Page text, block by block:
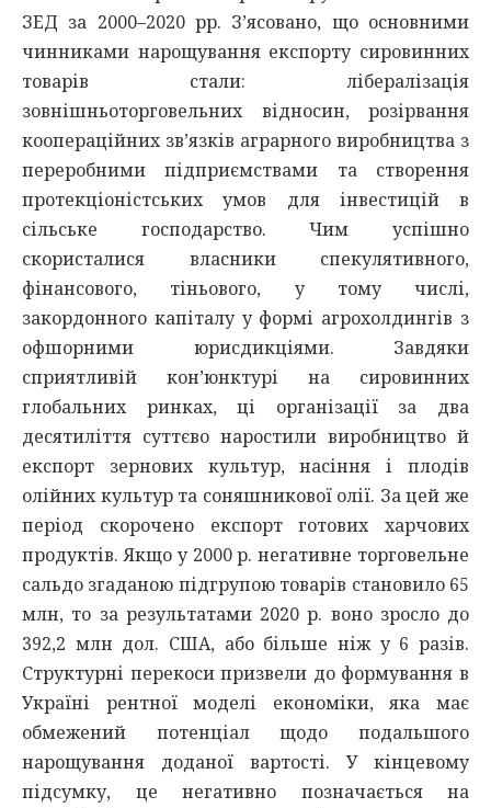
ЗЕД за 2000–2020 рр. З’ясовано, що основними
чинниками нарощування експорту сировинних
товарів стали: лібералізація
зовнішньоторговельних відносин, розірвання
коопераційних зв’язків аграрного виробництва з
переробними підприємствами та створення
протекціоністських умов для інвестицій в
сільське господарство. Чим успішно
скористалися власники спекулятивного,
фінансового, тіньового, у тому числі,
закордонного капіталу у формі агрохолдингів з
офшорними юрисдикціями. Завдяки
сприятливій кон’юнктурі на сировинних
глобальних ринках, ці організації за два
десятиліття суттєво наростили виробництво й
експорт зернових культур, насіння і плодів
олійних культур та соняшникової олії. За цей же
період скорочено експорт готових харчових
продуктів. Якщо у 2000 р. негативне торговельне
сальдо згаданою підгрупою товарів становило 65
млн, то за результатами 2020 р. воно зросло до
392,2 млн дол. США, або більше ніж у 6 разів.
Структурні перекоси призвели до формування в
Україні рентної моделі економіки, яка має
обмежений потенціал щодо подальшого
нарощування доданої вартості. У кінцевому
підсумку, це негативно позначається на